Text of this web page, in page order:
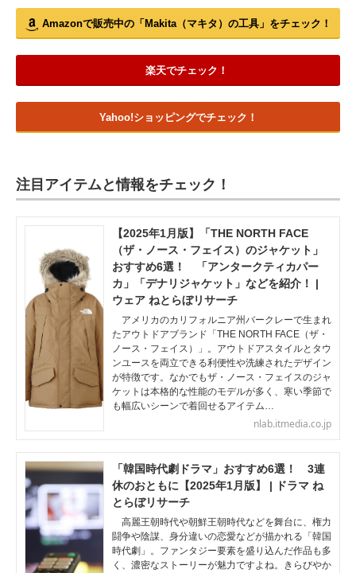
Amazonで販売中の「Makita（マキタ）の工具」をチェック！
楽天でチェック！
Yahoo!ショッピングでチェック！
注目アイテムと情報をチェック！
【2025年1月版】「THE NORTH FACE
（ザ・ノース・フェイス）のジャケット」
おすすめ6選！ 「アンタークティカパー
カ」「デナリジャケット」などを紹介！ |
ウェア ねとらぼリサーチ
アメリカのカリフォルニア州バークレーで生まれ
たアウトドアブランド「THE NORTH FACE（ザ・
ノース・フェイス）」。アウトドアスタイルとタウ
ンユースを両立できる利便性や洗練されたデザイン
が特徴です。なかでもザ・ノース・フェイスのジャ
ケットは本格的な性能のモデルが多く、寒い季節で
も幅広いシーンで着回せるアイテム…
nlab.itmedia.co.jp
「韓国時代劇ドラマ」おすすめ6選！ 3連
休のおともに【2025年1月版】 | ドラマ ね
とらぼリサーチ
高麗王朝時代や朝鮮王朝時代などを舞台に、権力
闘争や陰謀、身分違いの恋愛などが描かれる「韓国
時代劇」。ファンタジー要素を盛り込んだ作品も多
く、濃密なストーリーが魅力ですよね。きらびやか